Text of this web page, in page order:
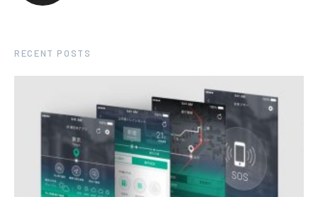
RECENT POSTS